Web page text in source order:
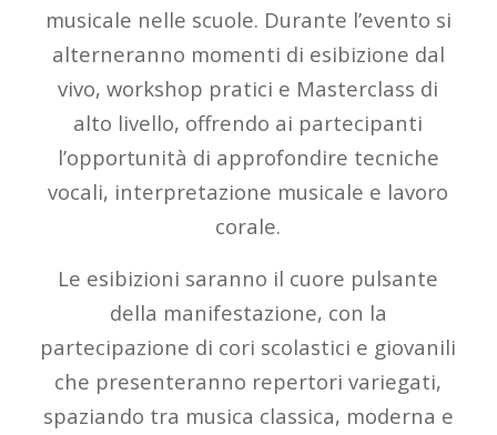
musicale nelle scuole. Durante l’evento si
alterneranno momenti di esibizione dal
vivo, workshop pratici e Masterclass di
alto livello, offrendo ai partecipanti
l’opportunità di approfondire tecniche
vocali, interpretazione musicale e lavoro
corale.
Le esibizioni saranno il cuore pulsante
della manifestazione, con la
partecipazione di cori scolastici e giovanili
che presenteranno repertori variegati,
spaziando tra musica classica, moderna e